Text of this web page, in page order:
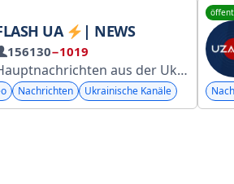
UA | NEWS
156130−1019
aus der Ukraine
Nachrichten Ukrainische Kanäle